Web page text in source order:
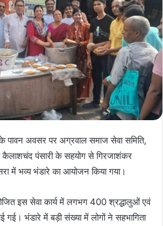
पावन अवसर पर अग्रवाल समाज सेवा समिति,
कैलाशचंद पंसारी के सहयोग से गिरजाशंकर
में भव्य भंडारे का आयोजन किया गया।
इस सेवा कार्य में लगभग 400 श्रद्धालुओं एवं
गई। भंडारे में बड़ी संख्या में लोगों ने सहभागिता